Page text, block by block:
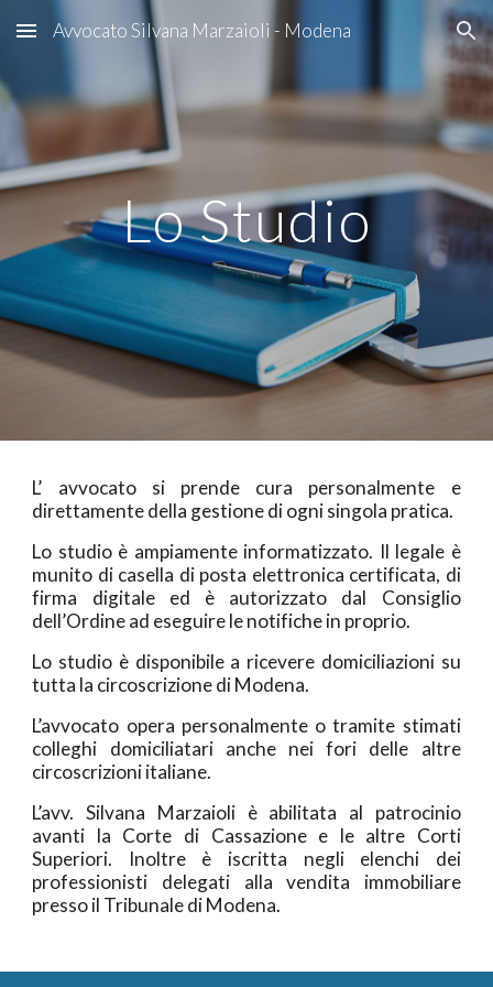
Skip to main content Skip to navigation
Avvocato Silvana Marzaioli - Modena
Lo Studio
L’ avvocato si prende cura personalmente e
direttamente della gestione di ogni singola pratica.
Lo studio è ampiamente informatizzato. Il legale è
munito di casella di posta elettronica certificata, di
firma digitale ed è autorizzato dal Consiglio
dell’Ordine ad eseguire le notifiche in proprio.
Lo studio è disponibile a ricevere domiciliazioni su
tutta la circoscrizione di Modena.
L’avvocato opera personalmente o tramite stimati
colleghi domiciliatari anche nei fori delle altre
circoscrizioni italiane.
L’avv. Silvana Marzaioli è abilitata al patrocinio
avanti la Corte di Cassazione e le altre Corti
Superiori. Inoltre è iscritta negli elenchi dei
professionisti delegati alla vendita immobiliare
presso il Tribunale di Modena.